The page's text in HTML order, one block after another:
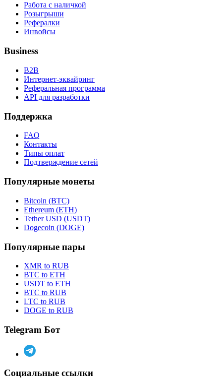
Работа с наличкой
Розыгрыши
Рефералки
Инвойсы
Business
B2B
Интернет-эквайринг
Реферальная программа
API для разработки
Поддержка
FAQ
Контакты
Типы оплат
Подтверждение сетей
Популярные монеты
Bitcoin (BTC)
Ethereum (ETH)
Tether USD (USDT)
Dogecoin (DOGE)
Популярные пары
XMR to RUB
BTC to ETH
USDT to ETH
BTC to RUB
LTC to RUB
DOGE to RUB
Telegram Бот
Социальные ссылки